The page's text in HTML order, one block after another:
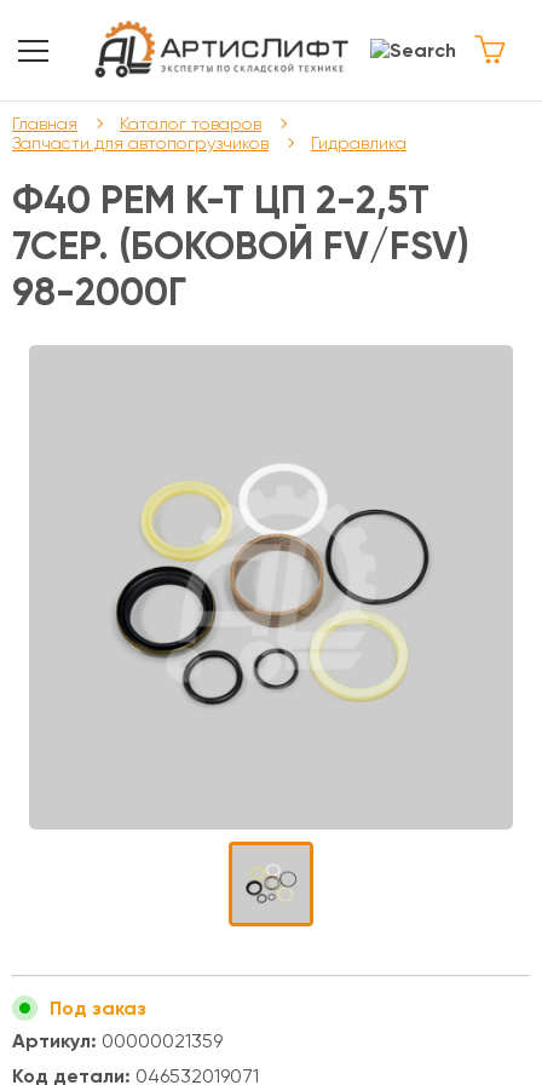
Главная
Каталог товаров
Запчасти для автопогрузчиков
Гидравлика
Ф40 РЕМ К-Т ЦП 2-2,5Т
7СЕР. (БОКОВОЙ FV/FSV)
98-2000Г
Под заказ
Артикул: 00000021359
Код детали: 046532019071